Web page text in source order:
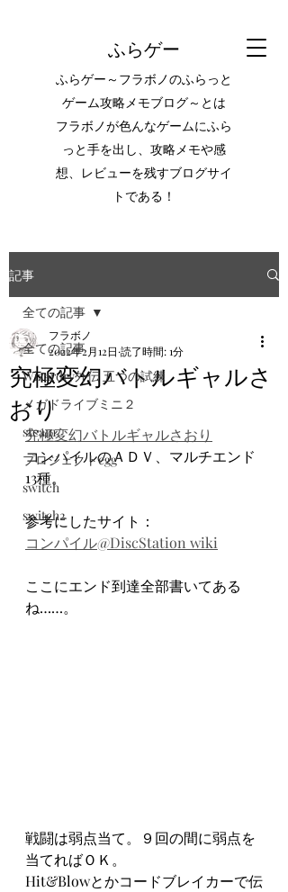
ふらゲー
ふらゲー～フラボノのふらっと
ゲーム攻略メモブログ～とは
フラボノが色んなゲームにふら
っと手を出し、攻略メモや感
想、レビューを残すブログサイ
トである！
記事
全ての記事
Wizardry外伝 五つの試練
メガドライブミニ２
steam
プロジェクトegg
switch
switch2
全ての記事
究極変幻バトルギャルさ
おり
フラボノ
2022年2月12日 読了時間: 1分
究極変幻バトルギャルさおり
コンパイルのＡＤＶ、マルチエンド
13種。
参考にしたサイト：
コンパイル@DiscStation wiki
ここにエンド到達全部書いてある
ね……。
戦闘は弱点当て。９回の間に弱点を
当てればＯＫ。
Hit&Blowとかコードブレイカーで伝